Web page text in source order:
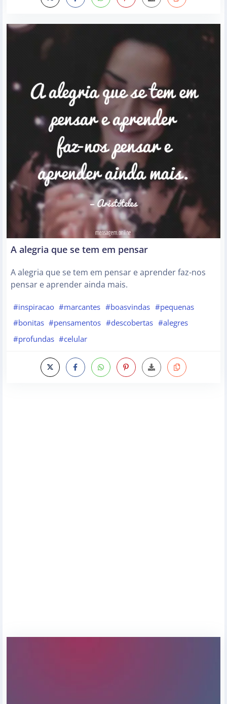
A alegria que se tem em pensar
A alegria que se tem em pensar e aprender faz-nos
pensar e aprender ainda mais.
#inspiracao #marcantes #boasvindas #pequenas
#bonitas #pensamentos #descobertas #alegres
#profundas #celular